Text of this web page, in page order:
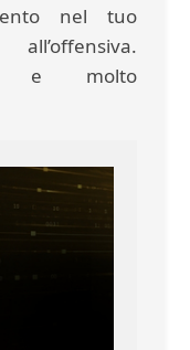
nel tuo
e molto